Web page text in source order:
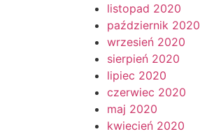
listopad 2020
październik 2020
wrzesień 2020
sierpień 2020
lipiec 2020
czerwiec 2020
maj 2020
kwiecień 2020